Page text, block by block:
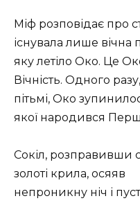
Міф розповідає про
існувала лише вічна
яку летіло Око. Це
Вічність. Одного
пітьмі, Око
якої народився
Сокіл, розправивши
золоті крила, осяяв
непроникну ніч і